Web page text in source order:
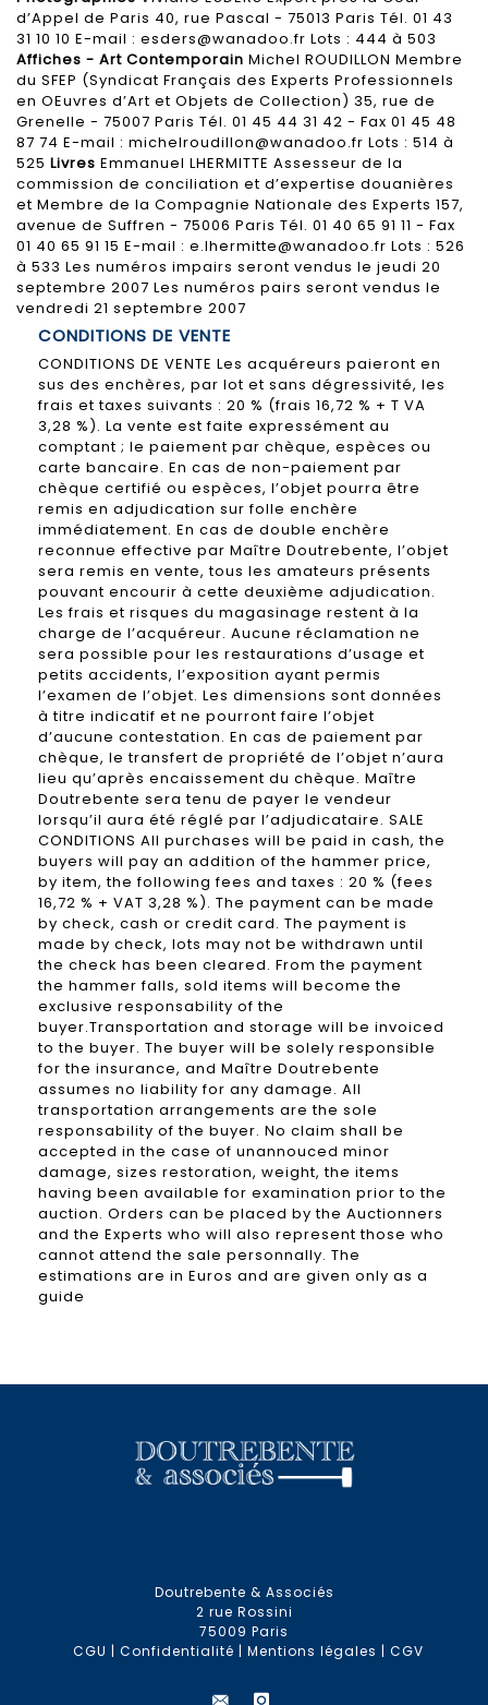
d’Appel de Paris 40, rue Pascal - 75013 Paris Tél. 01 43
31 10 10 E-mail : esders@wanadoo.fr Lots : 444 à 503
Affiches - Art Contemporain Michel ROUDILLON Membre
du SFEP (Syndicat Français des Experts Professionnels
en OEuvres d’Art et Objets de Collection) 35, rue de
Grenelle - 75007 Paris Tél. 01 45 44 31 42 - Fax 01 45 48
87 74 E-mail : michelroudillon@wanadoo.fr Lots : 514 à
525 Livres Emmanuel LHERMITTE Assesseur de la
commission de conciliation et d’expertise douanières
et Membre de la Compagnie Nationale des Experts 157,
avenue de Suffren - 75006 Paris Tél. 01 40 65 91 11 - Fax
01 40 65 91 15 E-mail : e.lhermitte@wanadoo.fr Lots : 526
à 533 Les numéros impairs seront vendus le jeudi 20
septembre 2007 Les numéros pairs seront vendus le
vendredi 21 septembre 2007
CONDITIONS DE VENTE
CONDITIONS DE VENTE Les acquéreurs paieront en
sus des enchères, par lot et sans dégressivité, les
frais et taxes suivants : 20 % (frais 16,72 % + T VA
3,28 %). La vente est faite expressément au
comptant ; le paiement par chèque, espèces ou
carte bancaire. En cas de non-paiement par
chèque certifié ou espèces, l’objet pourra être
remis en adjudication sur folle enchère
immédiatement. En cas de double enchère
reconnue effective par Maître Doutrebente, l’objet
sera remis en vente, tous les amateurs présents
pouvant encourir à cette deuxième adjudication.
Les frais et risques du magasinage restent à la
charge de l’acquéreur. Aucune réclamation ne
sera possible pour les restaurations d’usage et
petits accidents, l’exposition ayant permis
l’examen de l’objet. Les dimensions sont données
à titre indicatif et ne pourront faire l’objet
d’aucune contestation. En cas de paiement par
chèque, le transfert de propriété de l’objet n’aura
lieu qu’après encaissement du chèque. Maître
Doutrebente sera tenu de payer le vendeur
lorsqu’il aura été réglé par l’adjudicataire. SALE
CONDITIONS All purchases will be paid in cash, the
buyers will pay an addition of the hammer price,
by item, the following fees and taxes : 20 % (fees
16,72 % + VAT 3,28 %). The payment can be made
by check, cash or credit card. The payment is
made by check, lots may not be withdrawn until
the check has been cleared. From the payment
the hammer falls, sold items will become the
exclusive responsability of the
buyer.Transportation and storage will be invoiced
to the buyer. The buyer will be solely responsible
for the insurance, and Maître Doutrebente
assumes no liability for any damage. All
transportation arrangements are the sole
responsability of the buyer. No claim shall be
accepted in the case of unannouced minor
damage, sizes restoration, weight, the items
having been available for examination prior to the
auction. Orders can be placed by the Auctionners
and the Experts who will also represent those who
cannot attend the sale personnally. The
estimations are in Euros and are given only as a
guide
Doutrebente & Associés
2 rue Rossini
75009 Paris
CGU | Confidentialité | Mentions légales | CGV